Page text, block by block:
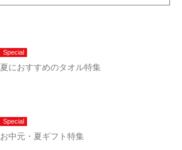
Special
夏におすすめのタオル特集
Special
お中元・夏ギフト特集